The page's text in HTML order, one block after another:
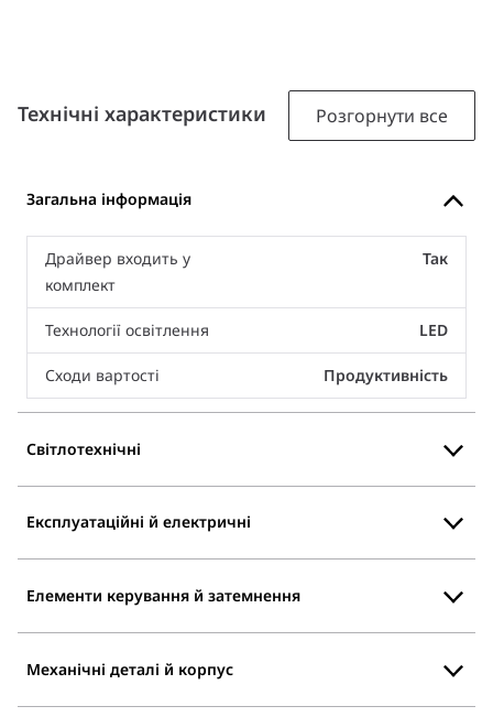
Технічні характеристики Розгорнути все
Загальна інформація
Драйвер входить у
комплект
Так
Технології освітлення LED
Сходи вартості Продуктивність
Світлотехнічні
Експлуатаційні й електричні
Елементи керування й затемнення
Механічні деталі й корпус